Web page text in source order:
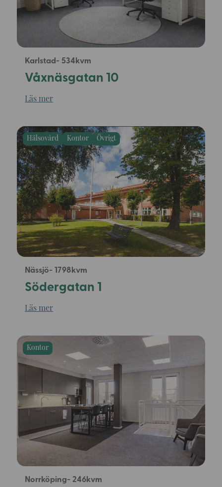
534
Karlstad
Våxnäsgatan 10
Läs mer
1798
Hälsovård Kontor Övrigt
Nässjö
Södergatan 1
Läs mer
246
Kontor
Norrköping